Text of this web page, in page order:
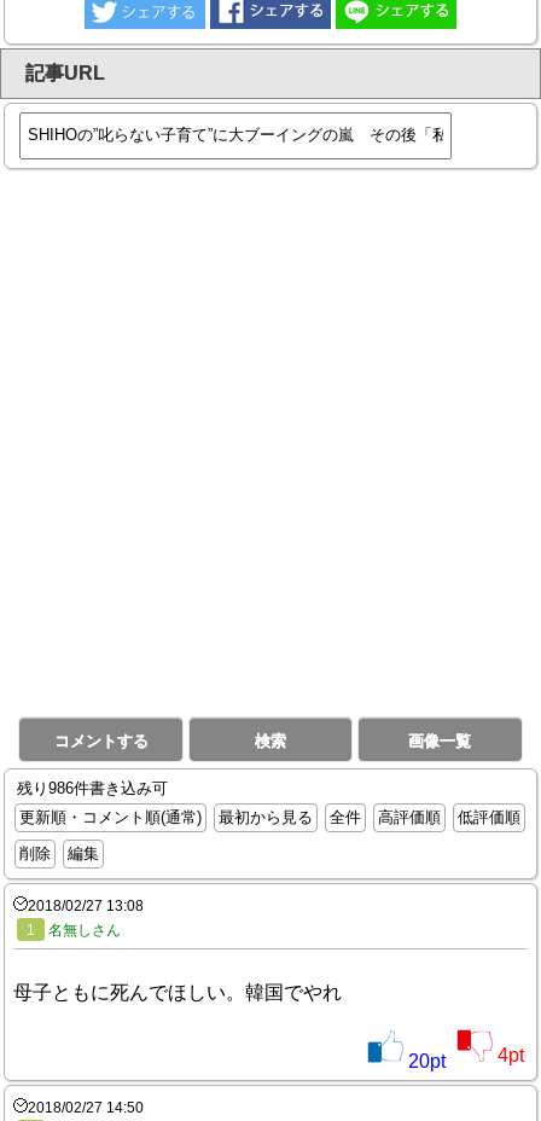
記事URL
コメントする 検索 画像一覧
残り986件書き込み可
更新順・コメント順(通常)
最初から見る 全件 高評価順
低評価順
削除
編集
2018/02/27 13:08
1
名無しさん
母子ともに死んでほしい。韓国でやれ
20pt 4pt
2018/02/27 14:50